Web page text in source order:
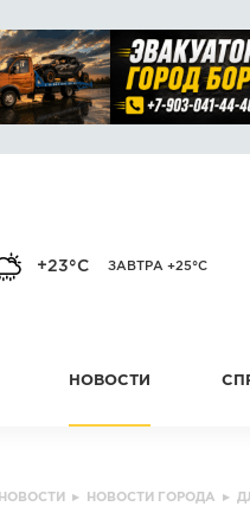
+23°C ЗАВТРА +25°C
НОВОСТИ
НОВОСТИ ▸ НОВОСТИ ГОРОДА ▸